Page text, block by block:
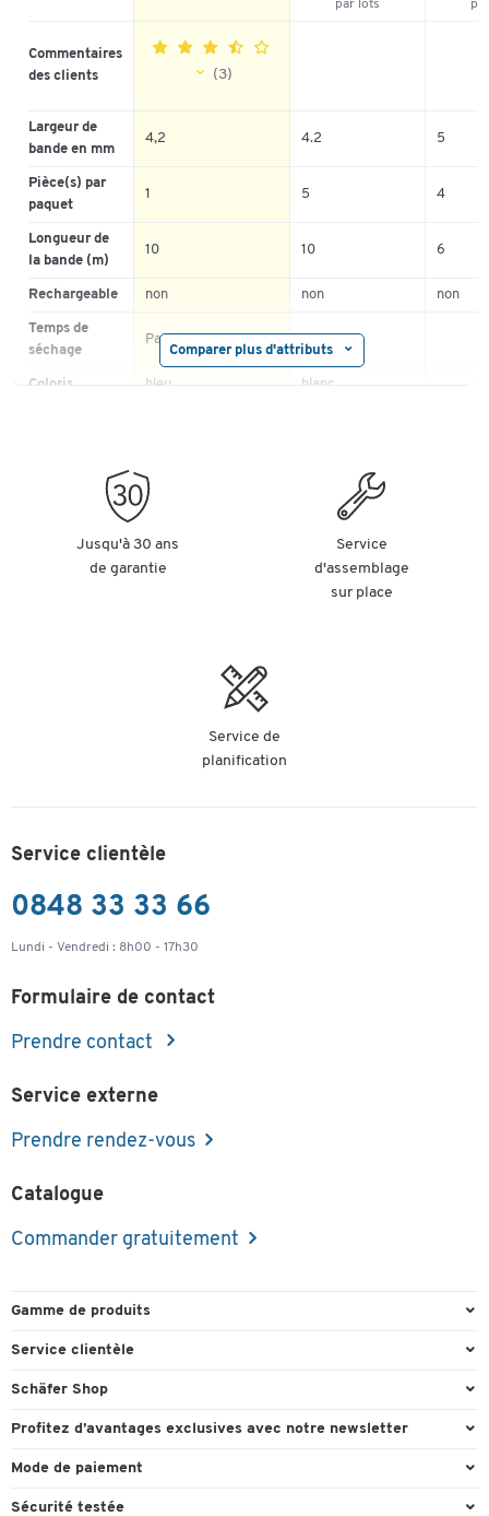
Comparer plus d'attributs
par lots
Commentaires
des clients
(3)
Largeur de
bande en mm
4,2 4.2 5
Pièce(s) par
paquet
1 5 4
Longueur de
la bande (m)
10 10 6
Rechargeable non non non
Temps de
séchage
Pas de
Coloris bleu blanc
Jusqu'à 30 ans
de garantie
Service
d'assemblage
sur place
Service de
planification
Service clientèle
0848 33 33 66
Lundi - Vendredi : 8h00 - 17h30
Formulaire de contact
Prendre contact
Service externe
Prendre rendez-vous
Catalogue
Commander gratuitement
Gamme de produits
Emballage et expédition
Fournitures de bureau
Mobilier de bureau
Nettoyage et hygiène
Service clientèle
Commande directe
Recyclage
Retour
Schäfer Shop
Experts en environnement de travail
Profitez d’avantages exclusives avec notre newsletter
Cadeau de bienvenu
Mode de paiement
Paiement d'avance
Sécurité testée